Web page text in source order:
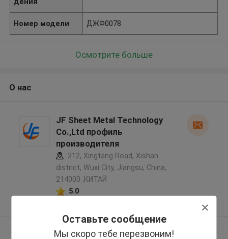
Оставьте сообщение
Мы скоро тебе перезвоним!
Номер модели ДЖФ0078
Осмотрите больше
О нас
JF Sheet Metal Technology
Co.,Ltd профиль
производителя
212, Xingtang Road, Xishan
district, Wuxi City, Jiangsu, China,
214000 ,КИТАЙ
5.0
поставщик
Осмотрите больше